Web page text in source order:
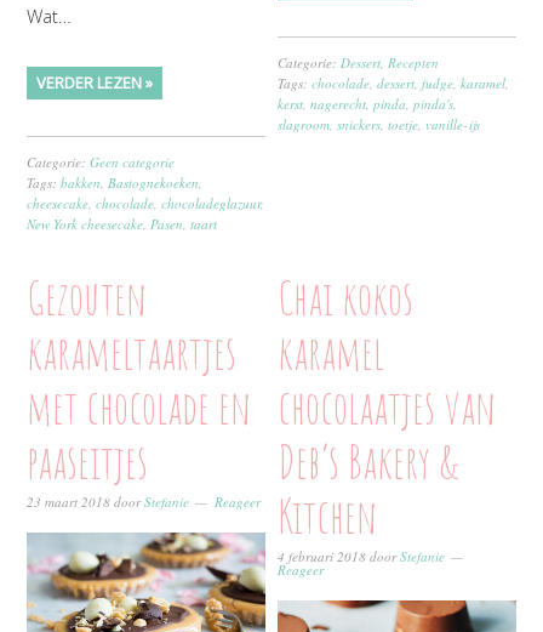
Wat…
VERDER LEZEN »
Categorie:Geen categorie
Tags:bakken Bastognekoeken
cheesecake ,chocolade ,chocoladeglazuur,
New York cheesecake Pasen ,taart
Categorie: Dessert Recepten
Tags:chocolade ,dessert ,fudge ,karamel
kerst ,nagerecht ,pinda ,pinda's
slagroom ,snickers ,toetje vanille-ijs
Gezouten
karameltaartjes
met chocolade en
paaseitjes
23 maart 2018 doorStefanie Reageer
Chai kokos
karamel
chocolaatjes van
Deb’s Bakery &
Kitchen
4 februari 2018 doorStefanie
Reageer